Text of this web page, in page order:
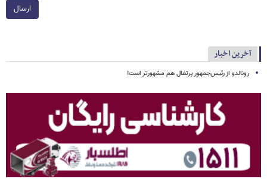
ارسال
آخرین اخبار
رونالدو از رئیس‌جمهور پرتغال هم مشهورتر است!